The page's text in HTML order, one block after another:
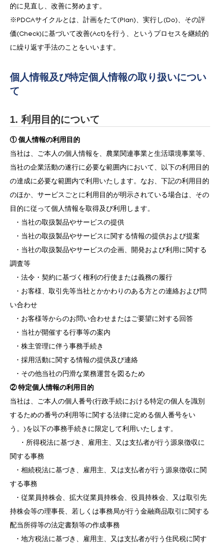
的に見直し、改善に努めます。
※PDCAサイクルとは、計画をたて(Plan)、実行し(Do)、その評
価(Check)に基づいて改善(Act)を行う、というプロセスを継続的
に繰り返す手法のことをいいます。
個人情報及び特定個人情報の取り扱いについ
て
1. 利用目的について
① 個人情報の利用目的
当社は、ご本人の個人情報を、農業関連事業と生活環境事業等、
当社の企業活動の遂行に必要な範囲内において、以下の利用目的
の達成に必要な範囲内で利用いたします。なお、下記の利用目的
のほか、サービスごとに利用目的が明示されている場合は、その
目的に従って個人情報を取得及び利用します。
・当社の取扱製品やサービスの提供
・当社の取扱製品やサービスに関する情報の提供および提案
・当社の取扱製品やサービスの企画、開発および利用に関する
調査等
・法令・契約に基づく権利の行使または義務の履行
・お客様、取引先等当社とかかわりのある方との連絡および問
い合わせ
・お客様等からのお問い合わせまたはご要望に対する回答
・当社が開催する行事等の案内
・株主管理に伴う事務手続き
・採用活動に関する情報の提供及び連絡
・その他当社の円滑な業務運営を図るため
② 特定個人情報の利用目的
当社は、ご本人の個人番号(行政手続における特定の個人を識別
するための番号の利用等に関する法律に定める個人番号をい
う。)を以下の事務手続きに限定して利用いたします。
・所得税法に基づき、雇用主、又は支払者が行う源泉徴収に
関する事務
・相続税法に基づき、雇用主、又は支払者が行う源泉徴収に関
する事務
・従業員持株会、拡大従業員持株会、役員持株会、又は取引先
持株会等の理事長、若しくは事務局が行う金融商品取引に関する
配当所得等の法定書類等の作成事務
・地方税法に基づき、雇用主、又は支払者が行う住民税に関す